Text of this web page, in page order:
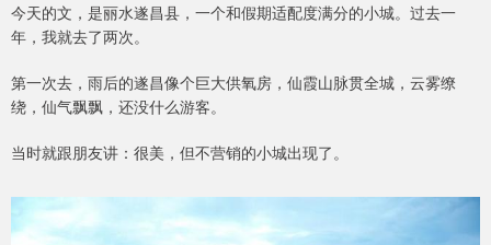
今天的文，是丽水遂昌县，一个和假期适配度满分的小城。过去一
年，我就去了两次。
第一次去，雨后的遂昌像个巨大供氧房，仙霞山脉贯全城，云雾缭
绕，仙气飘飘，还没什么游客。
当时就跟朋友讲：很美，但不营销的小城出现了。